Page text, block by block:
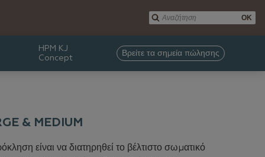
OK
HPM KJ
Concept
Βρείτε τα σημεία πώλησης
& MEDIUM
είναι να διατηρηθεί το βέλτιστο σωματικό